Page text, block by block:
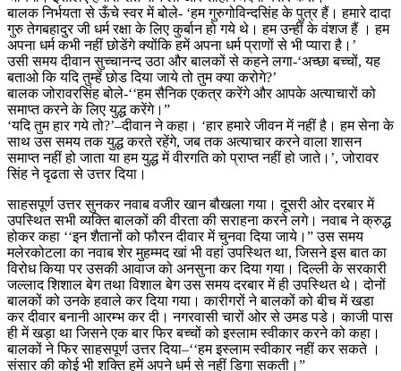
बालक निर्भयता से ऊँचे स्वर में बोले- ‘हम गुरुगोविन्दसिंह के पुत्र हैं। हमारे दादा
गुरु तेगबहादुर जी धर्म रक्षा के लिए कुर्बान हो गये थे। हम उन्हीं के वंशज हैं । हम
अपना धर्म कभी नहीं छोडेंगे क्योंकि हमें अपना धर्म प्राणों से भी प्यारा है।’
उसी समय दीवान सुच्चानन्द उठा और बालकों से कहने लगा-‘अच्छा बच्चों, यह
बताओ कि यदि तुम्हें छोड दिया जाये तो तुम क्या करोगे?’
बालक जोरावरसिंह बोले-‘‘हम सैनिक एकत्र करेंगे और आपके अत्याचारों को
समाप्त करने के लिए युद्ध करेंगे।”
‘यदि तुम हार गये तो?’–दीवान ने कहा। ‘हार हमारे जीवन में नहीं है। हम सेना के
साथ उस समय तक युद्ध करते रहेंगे, जब तक अत्याचार करने वाला शासन
समाप्त नहीं हो जाता या हम युद्ध में वीरगति को प्राप्त नहीं हो जाते।’, जोरावर
सिंह ने दृढता से उत्तर दिया।
साहसपूर्ण उत्तर सुनकर नवाब वजीर खान बौखला गया। दूसरी ओर दरबार में
उपस्थित सभी व्यक्ति बालकों की वीरता की सराहना करने लगे। नवाब ने क्रुद्ध
होकर कहा ‘‘इन शैतानों को फौरन दीवार में चुनवा दिया जाये।” उस समय
मलेरकोटला का नवाब शेर मुहम्मद खां भी वहां उपस्थित था, जिसने इस बात का
विरोध किया पर उसकी आवाज को अनसुना कर दिया गया। दिल्ली के सरकारी
जल्लाद शिशाल बेग तथा विशाल बेग उस समय दरबार में ही उपस्थित थे। दोनों
बालकों को उनके हवाले कर दिया गया। कारीगरों ने बालकों को बीच में खडा
कर दीवार बनानी आरम्भ कर दी। नगरवासी चारों ओर से उमड पडे। काजी पास
ही में खड़ा था जिसने एक बार फिर बच्चों को इस्लाम स्वीकार करने को कहा।
बालकों ने फिर साहसपूर्ण उत्तर दिया–‘‘हम इस्लाम स्वीकार नहीं कर सकते ।
संसार की कोई भी शक्ति हमें अपने धर्म से नहीं डिगा सकती।”